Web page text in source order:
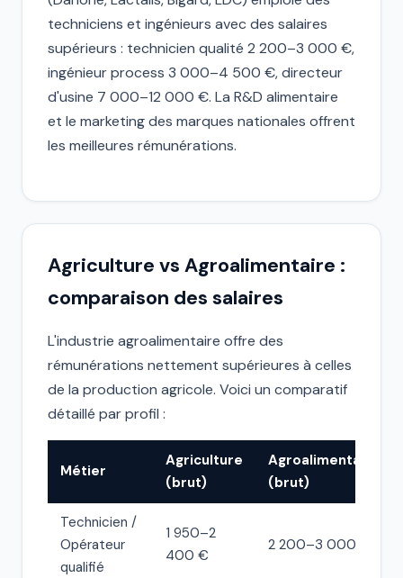
techniciens et ingénieurs avec des salaires
supérieurs : technicien qualité 2 200–3 000 €,
ingénieur process 3 000–4 500 €, directeur
d'usine 7 000–12 000 €. La R&D alimentaire
et le marketing des marques nationales offrent
les meilleures rémunérations.
Agriculture vs Agroalimentaire :
comparaison des salaires
L'industrie agroalimentaire offre des
rémunérations nettement supérieures à celles
de la production agricole. Voici un comparatif
détaillé par profil :
Métier
Agriculture
(brut)
Agroalimentaire
(brut)
Technicien /
Opérateur
qualifié
1 950–2
400 €
2 200–3 000 €